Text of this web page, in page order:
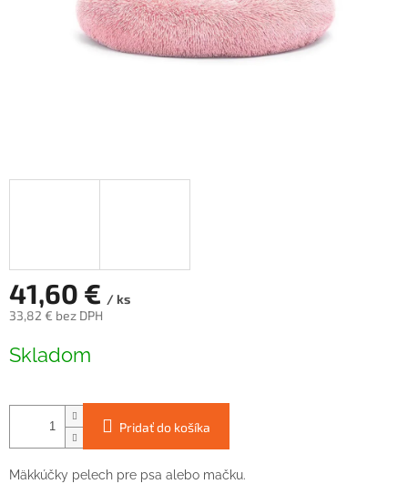
41,60 € / ks
33,82 € bez DPH
cena:
Skladom
Pridať do košíka
Mäkkúčky pelech pre psa alebo mačku.